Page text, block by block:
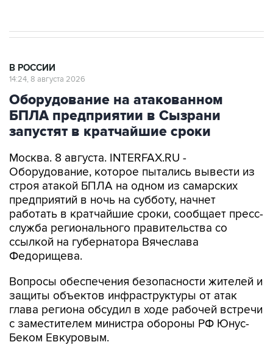
В РОССИИ
14:24, 8 августа 2026
Оборудование на атакованном
БПЛА предприятии в Сызрани
запустят в кратчайшие сроки
Москва. 8 августа. INTERFAX.RU -
Оборудование, которое пытались вывести из
строя атакой БПЛА на одном из самарских
предприятий в ночь на субботу, начнет
работать в кратчайшие сроки, сообщает пресс-
служба регионального правительства со
ссылкой на губернатора Вячеслава
Федорищева.
Вопросы обеспечения безопасности жителей и
защиты объектов инфраструктуры от атак
глава региона обсудил в ходе рабочей встречи
с заместителем министра обороны РФ Юнус-
Беком Евкуровым.